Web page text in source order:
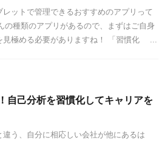
ットで管理できるおすすめのアプリって
の種類のアプリがあるので、まずはご自身
見極める必要がありますね！ 「習慣化 ...
自己分析を習慣化してキャリアを
う、自分に相応しい会社が他にあるは